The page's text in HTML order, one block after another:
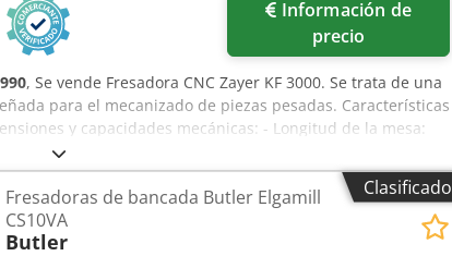
precio
, Se vende Fresadora CNC Zayer KF 3000. Se trata de una
para el mecanizado de piezas pesadas. Características
y capacidades mecánicas: - Longitud de la mesa:
mm - Carga máxima sobre la mesa: aprox. 10 000 kg -
- Recorrido del eje Y (transversal): aprox. 1250 mm -
1500 mm según la versión) - Peso de la máquina:
del husillo: hasta aprox. 3000 rpm - Potencia del
husillo: ISO 50 Dcjdpfx Ahszlrlto Eek Control numérico: -
Clasificado
Fresadoras de bancada Butler Elgamill
CS10VA
Butler